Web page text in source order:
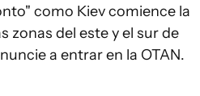
como Kiev comience la
zonas del este y el sur de
a entrar en la OTAN.